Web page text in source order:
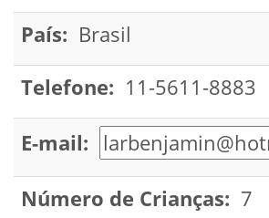
País: Brasil
Telefone: 11-5611-8883
E-mail:
Número de Crianças: 7